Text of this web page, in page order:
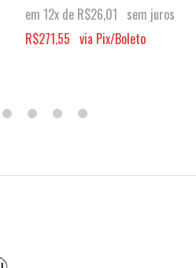
em 12x de R$26,01 sem juros
R$271,55 via Pix/Boleto